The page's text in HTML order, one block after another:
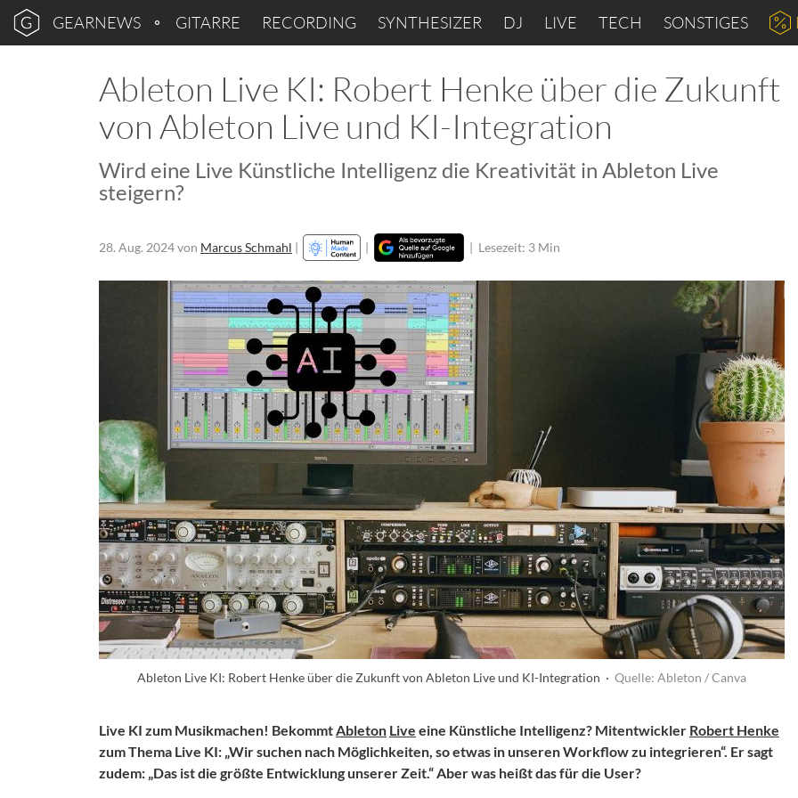
GEARNEWS GITARRE RECORDING SYNTHESIZER DJ LIVE TECH SONSTIGES
Ableton Live KI: Robert Henke über die Zukunft
von Ableton Live und KI-Integration
Wird eine Live Künstliche Intelligenz die Kreativität in Ableton Live
steigern?
28. Aug. 2024von Marcus Schmahl | | | Lesezeit: 3 Min
Ableton Live KI: Robert Henke über die Zukunft von Ableton Live und KI-Integration · Quelle: Ableton / Canva
Live KI zum Musikmachen! BekommtAbleton Live eine Künstliche Intelligenz? Mitentwickler Robert Henke
zum Thema Live KI: „Wir suchen nach Möglichkeiten, so etwas in unseren Workflow zu integrieren“. Er sagt
zudem: „Das ist die größte Entwicklung unserer Zeit.“ Aber was heißt das für die User?